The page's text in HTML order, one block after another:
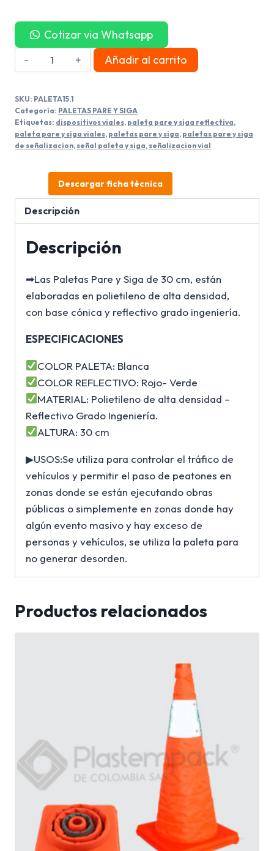
Cotizar via Whatsapp
Paleta
Pare
Siga
Grado
ingenieria
CM
cantidad
Añadir al carrito
SKU: PALETA15.1
Categoría: PALETAS PARE Y SIGA
Etiquetas: dispositivos viales, paleta pare y siga reflectiva,
paleta pare y siga viales, paletas pare y siga, paletas pare y siga
de señalizacion, señal paleta y siga, señalizacion vial
Descargar ficha técnica
Descripción
Descripción
➡Las Paletas Pare y Siga de 30 cm, están
elaboradas en polietileno de alta densidad,
con base cónica y reflectivo grado ingeniería.
ESPECIFICACIONES
COLOR PALETA: Blanca
COLOR REFLECTIVO: Rojo- Verde
MATERIAL: Polietileno de alta densidad –
Reflectivo Grado Ingeniería.
ALTURA: 30 cm
▶USOS:Se utiliza para controlar el tráfico de
vehículos y permitir el paso de peatones en
zonas donde se están ejecutando obras
públicas o simplemente en zonas donde hay
algún evento masivo y hay exceso de
personas y vehículos, se utiliza la paleta para
no generar desorden.
Productos relacionados